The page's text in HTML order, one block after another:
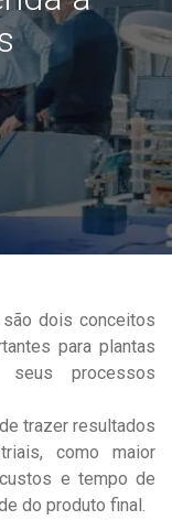
dois conceitos
para plantas
seus processos
trazer resultados
como maior
e tempo de
do produto final.